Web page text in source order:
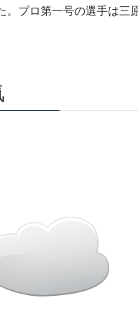
。プロ第一号の選手は三